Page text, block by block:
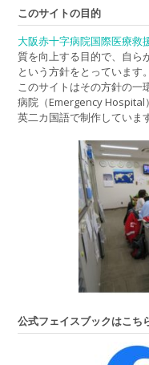
このサイトの目的
大阪赤十字病院国際医療救
質を向上する目的で、自ら
という方針をとっています。
このサイトはその方針の
病院（Emergency Hospital
英二カ国語で制作しています
公式フェイスブックはこち